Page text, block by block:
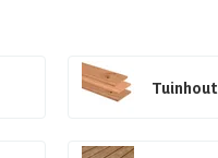
Tuinhout